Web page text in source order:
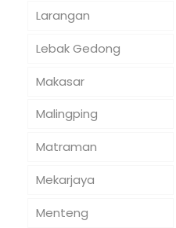
Larangan
Lebak Gedong
Makasar
Malingping
Matraman
Mekarjaya
Menteng